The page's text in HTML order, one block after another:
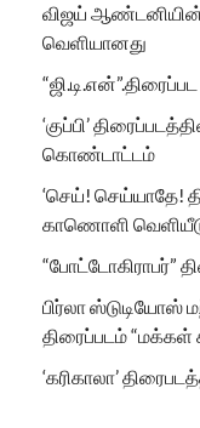
விஜய் ஆண்டனியின்
வெளியானது
‘குப்பி’
கொண்டாட்டம்
‘செய்! செய்யாதே!
காணொளி
“போட்டோகிராபர்”
பிர்லா ஸ்டுடியோஸ்
திரைப்படம்
‘கரிகாலா’